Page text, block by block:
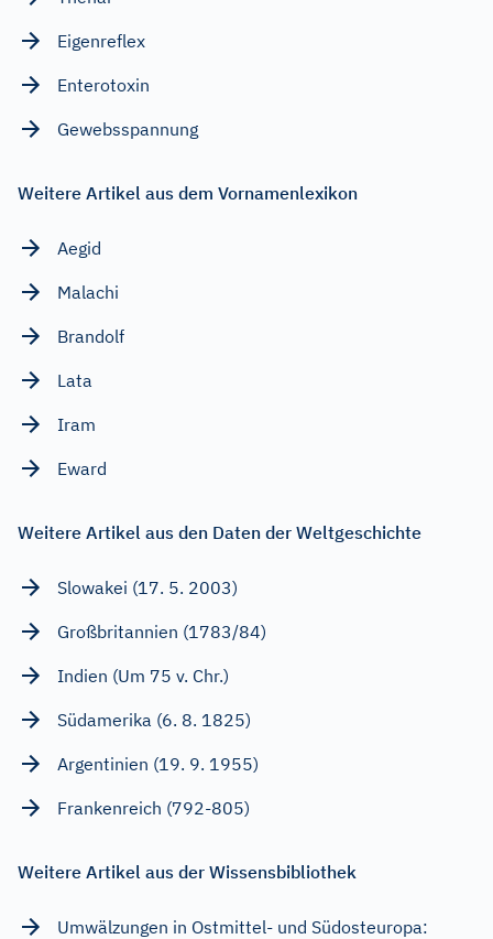
Eigenreflex
Enterotoxin
Gewebsspannung
Weitere Artikel aus dem Vornamenlexikon
Aegid
Malachi
Brandolf
Lata
Iram
Eward
Weitere Artikel aus den Daten der Weltgeschichte
Slowakei (17. 5. 2003)
Großbritannien (1783/84)
Indien (Um 75 v. Chr.)
Südamerika (6. 8. 1825)
Argentinien (19. 9. 1955)
Frankenreich (792-805)
Weitere Artikel aus der Wissensbibliothek
Umwälzungen in Ostmittel- und Südosteuropa: